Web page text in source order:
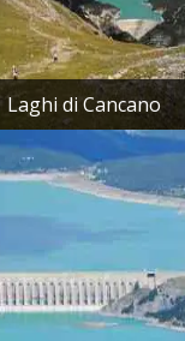
Laghi di Cancano